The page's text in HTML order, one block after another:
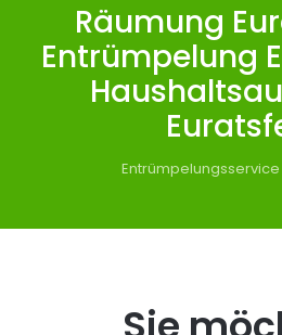
Räumung
Entrümpelung
Entrümpelungsservice